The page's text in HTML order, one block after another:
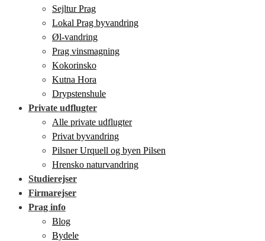
Sejltur Prag
Lokal Prag byvandring
Øl-vandring
Prag vinsmagning
Kokorinsko
Kutna Hora
Drypstenshule
Private udflugter
Alle private udflugter
Privat byvandring
Pilsner Urquell og byen Pilsen
Hrensko naturvandring
Studierejser
Firmarejser
Prag info
Blog
Bydele